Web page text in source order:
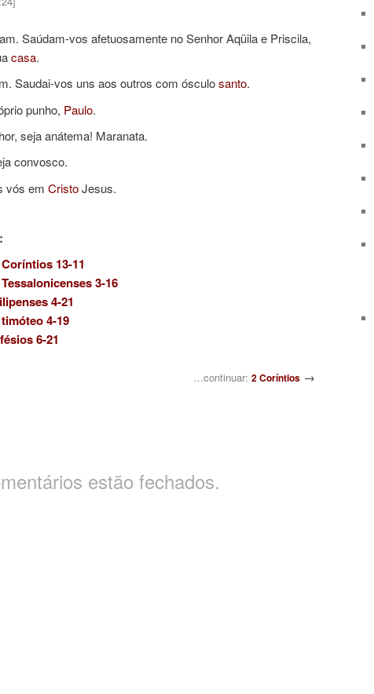
Saúdam-vos afetuosamente no Senhor Aqüila e Priscila,
casa.
Saudai-vos uns aos outros com ósculosanto.
punho, Paulo.
seja anátema! Maranata.
convosco.
vós em CristoJesus.
13-11
3-16
4-21
4-19
6-21
…continuar: 2 Coríntios →
estão fechados.